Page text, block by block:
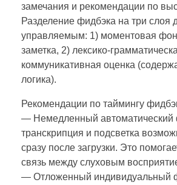
замечания и рекомендации по
Разделение фидбэка на три слоя
управляемым: 1) моментовая
заметка, 2) лексико-
коммуникативная оценка
логика).
Рекомендации по таймингу
— Немедленный автоматический
транскрипция и подсветка
сразу после загрузки. Это
связь между слуховым
— Отложенный индивидуальный